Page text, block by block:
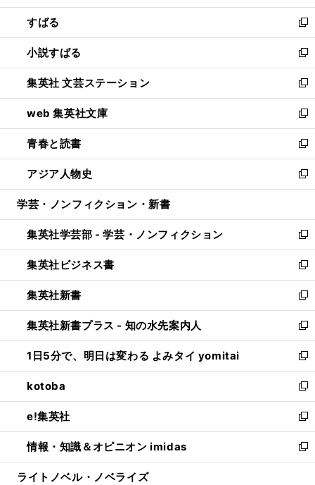
開
く
ウ
で
開
く
ン
ド
ウ
で
開
く
すばる
新
し
い
ウ
ィ
ン
ド
ウ
で
開
く
小説すばる
新
し
い
ウ
ィ
ン
ド
ウ
で
開
集英社 文芸ステーション
新
し
い
ウ
ィ
ン
ド
ウ
開
く
web 集英社文庫
新
し
い
ウ
ィ
ン
ウ
で
開
く
青春と読書
新
し
い
ウ
ン
ド
ウ
で
開
く
アジア人物史
新
し
ウ
ィ
ン
ド
ウ
で
開
く
学芸・ノンフィクション・新書
集英社学芸部 - 学芸・ノンフィクション
新
し
い
ウ
ィ
ン
ド
ウ
で
開
く
集英社ビジネス書
新
し
い
ウ
ィ
ン
ド
ウ
で
開
く
集英社新書
新
し
い
ウ
ィ
ン
ド
ウ
で
開
く
集英社新書プラス - 知の水先案内人
新
し
い
ウ
ィ
ン
ド
ウ
で
開
1日5分で、明日は変わる よみタイ yomitai
新
し
い
ウ
ィ
ン
ド
ウ
kotoba
新
し
い
ウ
ィ
ン
e!集英社
新
し
い
ウ
情報・知識＆オピニオン imidas
新
し
ライトノベル・ノベライズ